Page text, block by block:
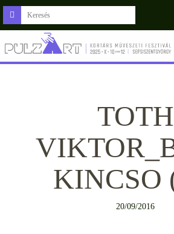
TOTH
KINCSO
20/09/2016